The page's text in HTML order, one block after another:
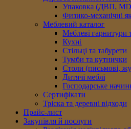
Упаковка (ДВП,
Физико-механічні
Меблевий каталог
Меблеві гарнитури
Кухні
Стільці та табурети
Тумби та кутнички
Столи (письмові,
Дитячі меблі
Господарське
Сертифікати
Тріска та деревні відходи
Прайс-лист
Закупівля й послуги